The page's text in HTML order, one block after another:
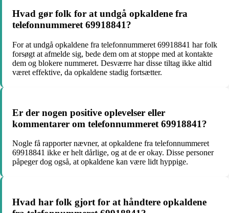
Hvad gør folk for at undgå opkaldene fra
telefonnummeret 69918841?
For at undgå opkaldene fra telefonnummeret 69918841 har folk
forsøgt at afmelde sig, bede dem om at stoppe med at kontakte
dem og blokere nummeret. Desværre har disse tiltag ikke altid
været effektive, da opkaldene stadig fortsætter.
Er der nogen positive oplevelser eller
kommentarer om telefonnummeret 69918841?
Nogle få rapporter nævner, at opkaldene fra telefonnummeret
69918841 ikke er helt dårlige, og at de er okay. Disse personer
påpeger dog også, at opkaldene kan være lidt hyppige.
Hvad har folk gjort for at håndtere opkaldene